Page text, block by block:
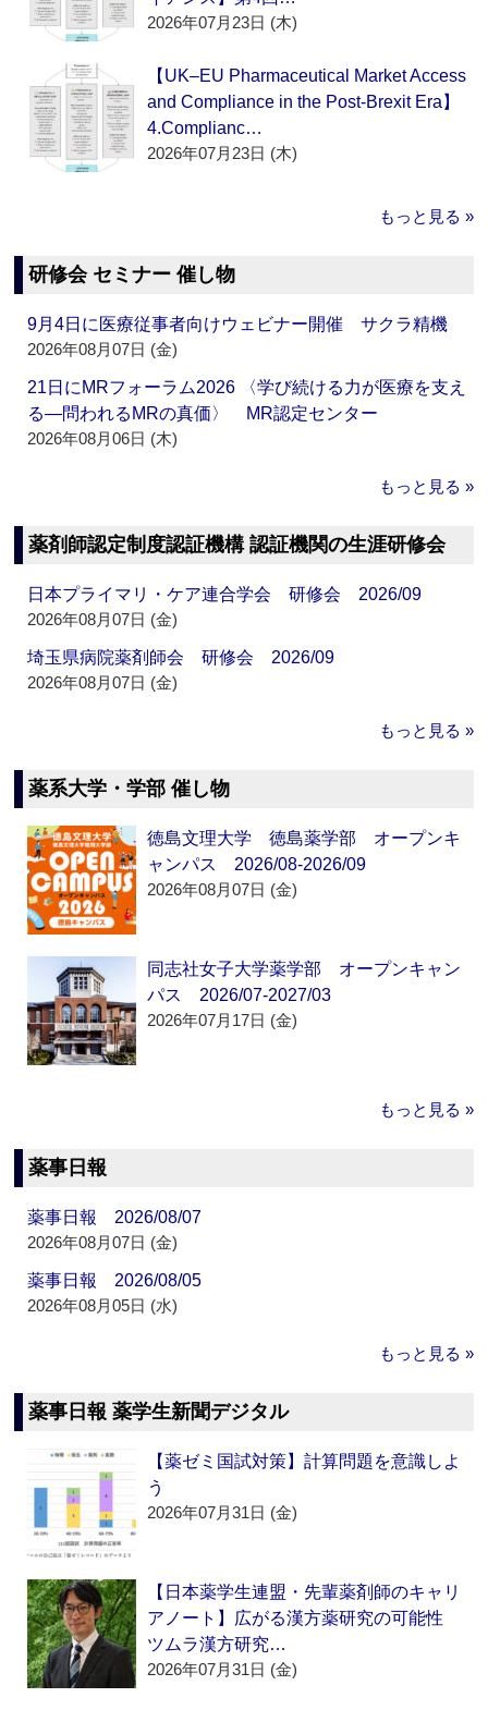
2026年07月23日 (木)
【UK–EU Pharmaceutical Market Access
and Compliance in the Post-Brexit Era】
4.Complianc…
2026年07月23日 (木)
もっと見る »
研修会 セミナー 催し物
9月4日に医療従事者向けウェビナー開催 サクラ精機
2026年08月07日 (金)
21日にMRフォーラム2026 〈学び続ける力が医療を支え
る―問われるMRの真価〉 MR認定センター
2026年08月06日 (木)
もっと見る »
薬剤師認定制度認証機構 認証機関の生涯研修会
日本プライマリ・ケア連合学会 研修会 2026/09
2026年08月07日 (金)
埼玉県病院薬剤師会 研修会 2026/09
2026年08月07日 (金)
もっと見る »
薬系大学・学部 催し物
徳島文理大学 徳島薬学部 オープンキ
ャンパス 2026/08-2026/09
2026年08月07日 (金)
同志社女子大学薬学部 オープンキャン
パス 2026/07-2027/03
2026年07月17日 (金)
もっと見る »
薬事日報
薬事日報 2026/08/07
2026年08月07日 (金)
薬事日報 2026/08/05
2026年08月05日 (水)
もっと見る »
薬事日報 薬学生新聞デジタル
【薬ゼミ国試対策】計算問題を意識しよ
う
2026年07月31日 (金)
【日本薬学生連盟・先輩薬剤師のキャリ
アノート】広がる漢方薬研究の可能性
ツムラ漢方研究…
2026年07月31日 (金)